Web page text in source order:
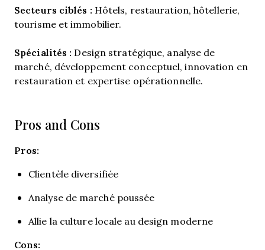
Secteurs ciblés : Hôtels, restauration, hôtellerie,
tourisme et immobilier.
Spécialités : Design stratégique, analyse de
marché, développement conceptuel, innovation en
restauration et expertise opérationnelle.
Pros and Cons
Pros:
Clientèle diversifiée
Analyse de marché poussée
Allie la culture locale au design moderne
Cons: